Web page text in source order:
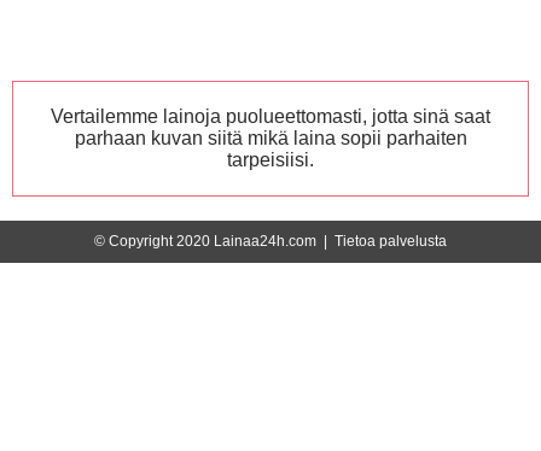
Vertailemme lainoja puolueettomasti, jotta sinä saat
parhaan kuvan siitä mikä laina sopii parhaiten
tarpeisiisi.
© Copyright 2020 Lainaa24h.com | Tietoa palvelusta